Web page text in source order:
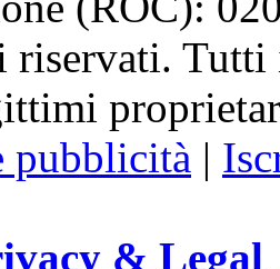
Tutti
pubblicità |
& Legal